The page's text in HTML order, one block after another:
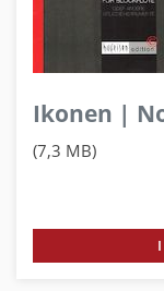
Ikonen |
(7,3 MB)